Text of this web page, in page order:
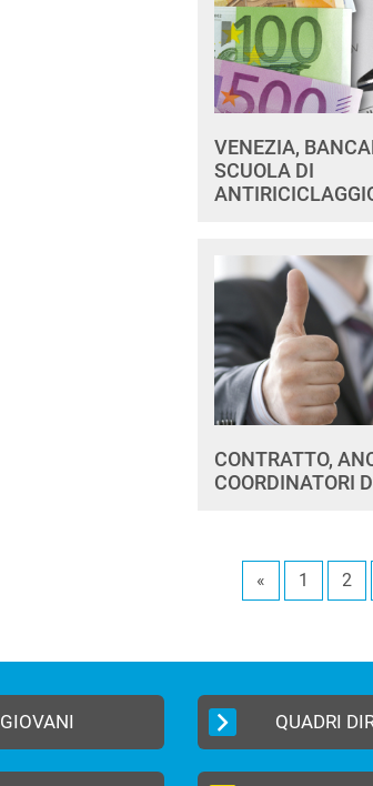
VENEZIA,
SCUOLA DI
CONTRATTO,
COORDINATORI
« 1 2
GIOVANI QUADRI